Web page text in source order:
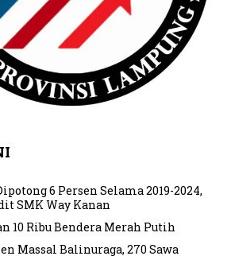
6 Persen Selama 2019-2024,
SMK Way Kanan
10 Ribu Bendera Merah Putih
Massal Balinuraga, 270 Sawa